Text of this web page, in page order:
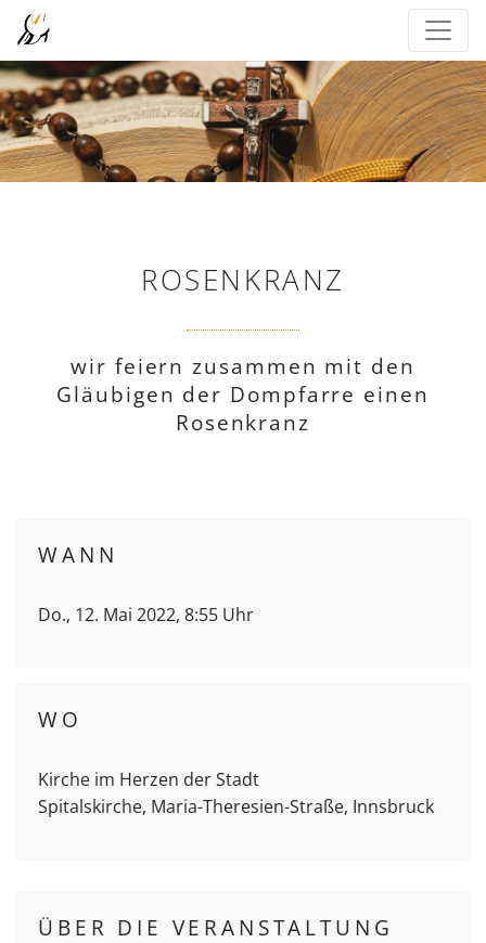
ROSENKRANZ
wir feiern zusammen mit den
Gläubigen der Dompfarre einen
Rosenkranz
WANN
Do., 12. Mai 2022, 8:55 Uhr
WO
Kirche im Herzen der Stadt
Spitalskirche, Maria-Theresien-Straße, Innsbruck
ÜBER DIE VERANSTALTUNG